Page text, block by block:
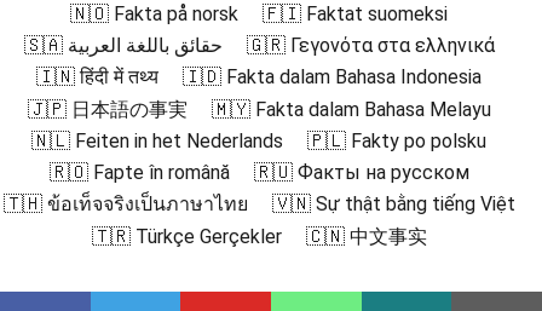
🇳🇴 Fakta på norsk
🇫🇮 Faktat suomeksi
🇸🇦 حقائق باللغة العربية
🇬🇷 Γεγονότα στα ελληνικά
🇮🇳 हिंदी में तथ्य
🇮🇩 Fakta dalam Bahasa Indonesia
🇯🇵 日本語の事実
🇲🇾 Fakta dalam Bahasa Melayu
🇳🇱 Feiten in het Nederlands
🇵🇱 Fakty po polsku
🇷🇴 Fapte în română
🇷🇺 Факты на русском
🇹🇭 ข้อเท็จจริงเป็นภาษาไทย
🇻🇳 Sự thật bằng tiếng Việt
🇹🇷 Türkçe Gerçekler
🇨🇳 中文事实